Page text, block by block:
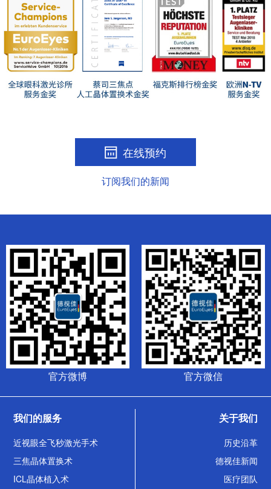
在线预约
订阅我们的新闻
官方微博 官方微信
我们的服务
近视眼全飞秒激光手术
三焦晶体置换术
ICL晶体植入术
关于我们
历史沿革
德视佳新闻
医疗团队